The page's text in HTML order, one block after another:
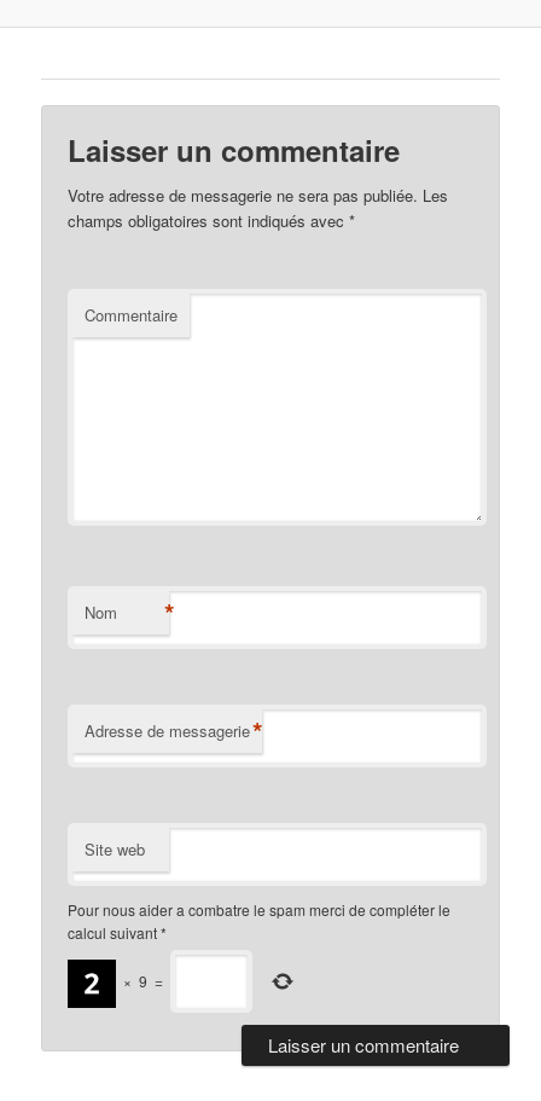
Laisser un commentaire
Votre adresse de messagerie ne sera pas publiée. Les
champs obligatoires sont indiqués avec*
Commentaire
Nom *
Adresse de messagerie*
Site web
Pour nous aider a combatre le spam merci de compléter le
calcul suivant*
× 9 =